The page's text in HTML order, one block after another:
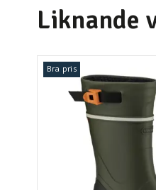
Liknande
Bra pris